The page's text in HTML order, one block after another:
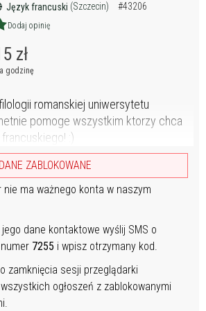
Język francuski (Szczecin) #43206
Dodaj opinię
zł
godzinę
romanskiej uniwersytetu
pomoge wszystkim ktorzy chca
:)
DANE ZABLOKOWANE
nie ma ważnego konta w naszym
dane kontaktowe wyślij SMS o
7255 i wpisz otrzymany kod.
zamknięcia sesji przeglądarki
ogłoszeń z zablokowanymi